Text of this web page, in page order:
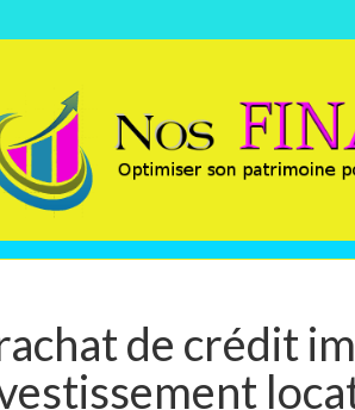
de crédit